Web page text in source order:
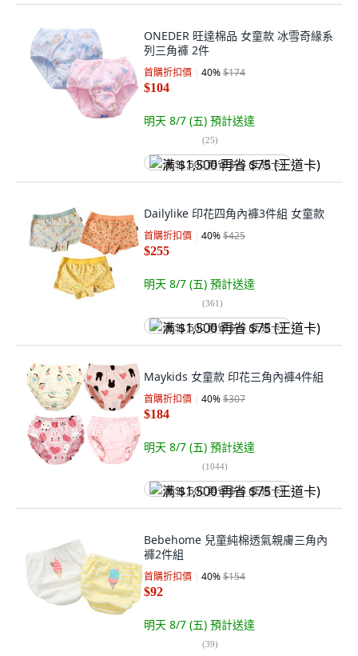
ONEDER 旺達棉品 女童款 冰雪奇緣系
列三角褲 2件
首購折扣價 40%$174
$104
明天 8/7 (五) 預計送達
(25)
满 $1,500 再省 $75 (王道卡)
Dailylike 印花四角內褲3件組 女童款
首購折扣價 40%$425
$255
明天 8/7 (五) 預計送達
(361)
满 $1,500 再省 $75 (王道卡)
Maykids 女童款 印花三角內褲4件組
首購折扣價 40%$307
$184
明天 8/7 (五) 預計送達
(1044)
满 $1,500 再省 $75 (王道卡)
Bebehome 兒童純棉透氣親膚三角內
褲2件組
首購折扣價 40%$154
$92
明天 8/7 (五) 預計送達
(39)